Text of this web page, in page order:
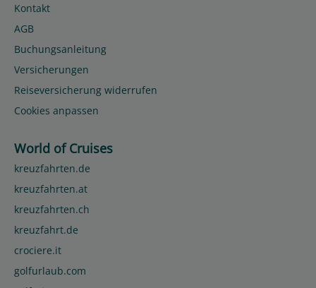
Kontakt
AGB
Buchungsanleitung
Versicherungen
Reiseversicherung widerrufen
Cookies anpassen
World of Cruises
kreuzfahrten.de
kreuzfahrten.at
kreuzfahrten.ch
kreuzfahrt.de
crociere.it
golfurlaub.com